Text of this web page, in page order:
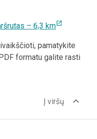
– 6,3 kmopen_in_new
pamatykite
formatu galite rasti
Į viršų expand_less